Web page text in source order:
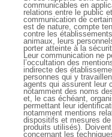
communicables en
relations entre le public
communication de
est de nature, compte
contre les
animaux, leurs
porter atteinte à la
Leur communication ne
l’occultation des
indirecte des
personnes qui y
agents qui assurent leur
notamment des noms
et, le cas échéant,
permettant leur
notamment mentions
dispositifs et mesures
produits utilisés).
concernant les